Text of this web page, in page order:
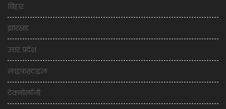
बिहार
झारखंड
उत्तर प्रदेश
लाइफस्टाइल
टेक्नोलॉजी